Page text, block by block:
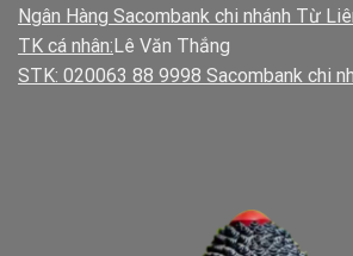
Ngân Hàng Sacombank chi nhánh Từ
TK cá nhân:Lê Văn Thắng
STK: 020063 88 9998 Sacombank chi